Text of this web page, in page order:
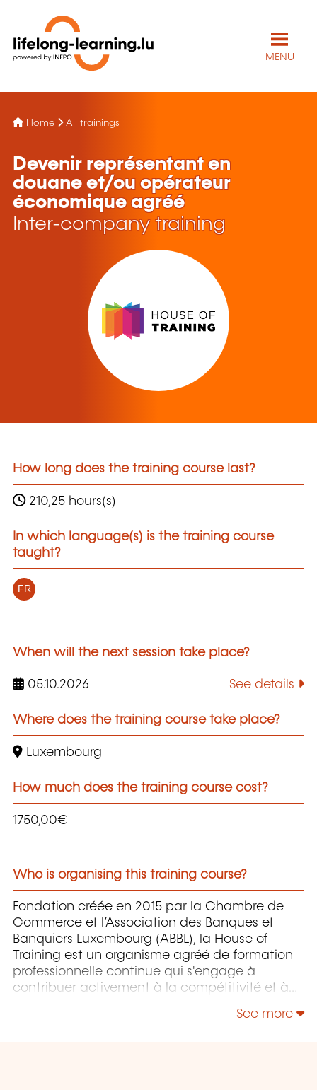
MENU
Home All trainings
Devenir représentant en
douane et/ou opérateur
économique agréé
Inter-company training
How long does the training course last?
210,25 hours(s)
In which language(s) is the training course
taught?
FR
When will the next session take place?
05.10.2026 See details
Where does the training course take place?
Luxembourg
How much does the training course cost?
1750,00€
Who is organising this training course?
Fondation créée en 2015 par la Chambre de
Commerce et l’Association des Banques et
Banquiers Luxembourg (ABBL), la House of
Training est un organisme agréé de formation
professionnelle continue qui s'engage à
contribuer activement à la compétitivité et à
les compétences de ceux qui font vivre son
See more